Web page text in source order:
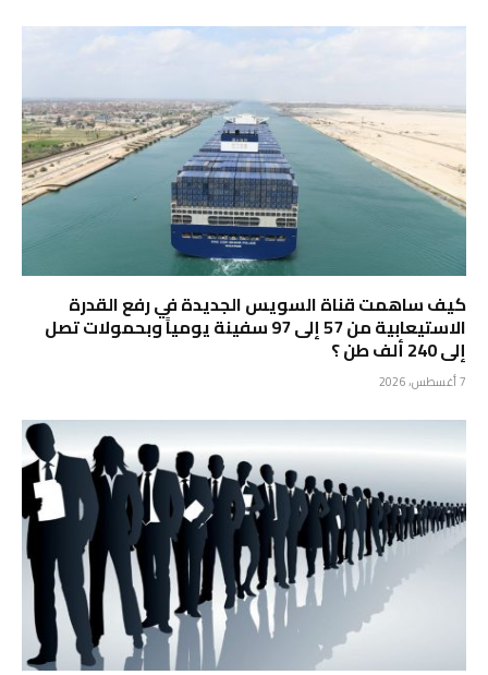
كيف ساهمت قناة السويس الجديدة في رفع القدرة
الاستيعابية من 57 إلى 97 سفينة يومياً وبحمولات تصل
إلى 240 ألف طن ؟
7 أغسطس، 2026